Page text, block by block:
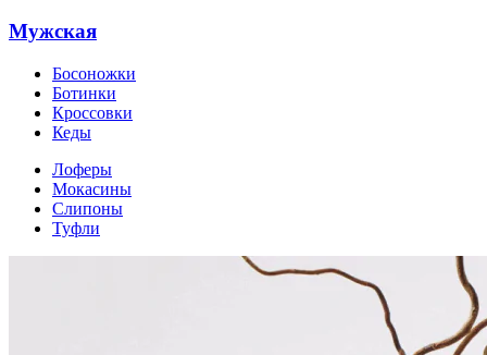
Мужская
Босоножки
Ботинки
Кроссовки
Кеды
Лоферы
Мокасины
Слипоны
Туфли